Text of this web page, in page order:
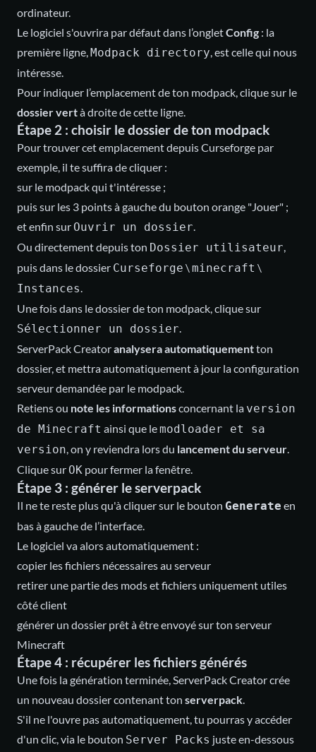
ordinateur.
Le logiciel s'ouvrira par défaut dans l’ongletConfig : la
première ligne,Modpack directory, est celle qui nous
intéresse.
Pour indiquer l’emplacement de ton modpack, clique sur le
dossier vertà droite de cette ligne.
Étape 2 : choisir le dossier de ton modpack
Pour trouver cet emplacement depuis Curseforge par
exemple, il te suffira de cliquer :
sur le modpack qui t'intéresse ;
puis sur les 3 points à gauche du bouton orange "Jouer" ;
et enfin sur Ouvrir un dossier.
Ou directement depuis ton Dossier utilisateur,
puis dans le dossier Curseforge \ minecraft \
Instances.
Une fois dans le dossier de ton modpack, clique sur
Sélectionner un dossier.
ServerPack Creatoranalysera automatiquementton
dossier, et mettra automatiquement à jour la configuration
serveur demandée par le modpack.
Retiens ou note les informationsconcernant la version
de Minecraft ainsi que lemodloader et sa
version, on y reviendra lors du lancement du serveur.
Clique sur OK pour fermer la fenêtre.
Étape 3 : générer le serverpack
Il ne te reste plus qu'à cliquer sur le bouton Generate en
bas à gauche de l’interface.
Le logiciel va alors automatiquement :
copier les fichiers nécessaires au serveur
retirer une partie des mods et fichiers uniquement utiles
côté client
générer un dossier prêt à être envoyé sur ton serveur
Minecraft
Étape 4 : récupérer les fichiers générés
Une fois la génération terminée, ServerPack Creator crée
un nouveau dossier contenant ton serverpack.
S'il ne l'ouvre pas automatiquement, tu pourras y accéder
d'un clic, via le bouton Server Packs juste en-dessous